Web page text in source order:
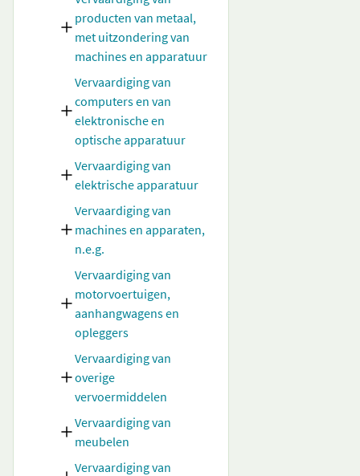
producten van metaal,
met uitzondering van
machines en apparatuur
Vervaardiging van
computers en van
elektronische en
optische apparatuur
Vervaardiging van
elektrische apparatuur
Vervaardiging van
machines en apparaten,
n.e.g.
Vervaardiging van
motorvoertuigen,
aanhangwagens en
opleggers
Vervaardiging van
overige
vervoermiddelen
Vervaardiging van
meubelen
Vervaardiging van